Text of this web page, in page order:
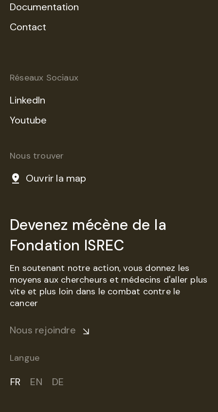
Documentation
Contact
Réseaux Sociaux
LinkedIn
Youtube
Nous trouver
Ouvrir la map
Devenez mécène de la
Fondation ISREC
En soutenant notre action, vous donnez les
moyens aux chercheurs et médecins d'aller plus
vite et plus loin dans le combat contre le
cancer
Nous rejoindre
Langue
FR EN DE